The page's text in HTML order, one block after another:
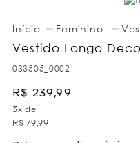
Feminino
Vestido Longo
033505_0002
R$ 239,99
3x de
R$ 79,99